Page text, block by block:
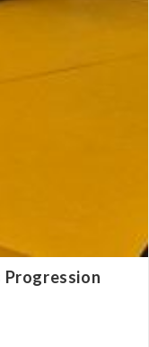
Progression